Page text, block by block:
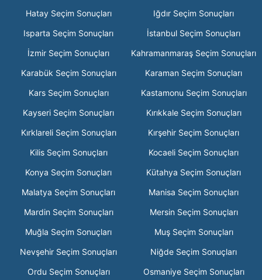
Hatay Seçim Sonuçları
Iğdır Seçim Sonuçları
Isparta Seçim Sonuçları
İstanbul Seçim Sonuçları
İzmir Seçim Sonuçları
Kahramanmaraş Seçim Sonuçları
Karabük Seçim Sonuçları
Karaman Seçim Sonuçları
Kars Seçim Sonuçları
Kastamonu Seçim Sonuçları
Kayseri Seçim Sonuçları
Kırıkkale Seçim Sonuçları
Kırklareli Seçim Sonuçları
Kırşehir Seçim Sonuçları
Kilis Seçim Sonuçları
Kocaeli Seçim Sonuçları
Konya Seçim Sonuçları
Kütahya Seçim Sonuçları
Malatya Seçim Sonuçları
Manisa Seçim Sonuçları
Mardin Seçim Sonuçları
Mersin Seçim Sonuçları
Muğla Seçim Sonuçları
Muş Seçim Sonuçları
Nevşehir Seçim Sonuçları
Niğde Seçim Sonuçları
Ordu Seçim Sonuçları
Osmaniye Seçim Sonuçları